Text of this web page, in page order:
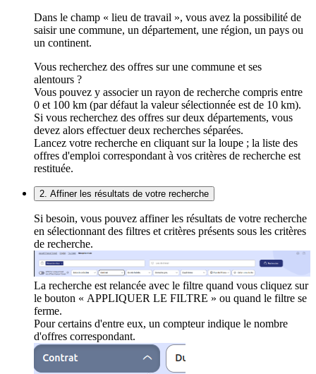
Dans le champ « lieu de travail », vous avez la possibilité de
saisir une commune, un département, une région, un pays ou
un continent.
Vous recherchez des offres sur une commune et ses
alentours ?
Vous pouvez y associer un rayon de recherche compris entre
0 et 100 km (par défaut la valeur sélectionnée est de 10 km).
Si vous recherchez des offres sur deux départements, vous
devez alors effectuer deux recherches séparées.
Lancez votre recherche en cliquant sur la loupe ; la liste des
offres d'emploi correspondant à vos critères de recherche est
restituée.
2. Affiner les résultats de votre recherche
Si besoin, vous pouvez affiner les résultats de votre recherche
en sélectionnant des filtres et critères présents sous les critères
de recherche.
La recherche est relancée avec le filtre quand vous cliquez sur
le bouton « APPLIQUER LE FILTRE » ou quand le filtre se
ferme.
Pour certains d'entre eux, un compteur indique le nombre
d'offres correspondant.